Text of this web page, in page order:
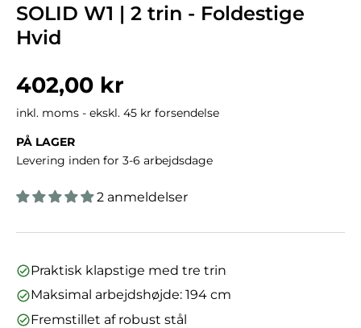
SOLID W1 | 2 trin - Foldestige
Hvid
Normalpris
402,00 kr
inkl. moms - ekskl. 45 kr forsendelse
PÅ LAGER
Levering inden for 3-6 arbejdsdage
2 anmeldelser
Praktisk klapstige med tre trin
Maksimal arbejdshøjde: 194 cm
Fremstillet af robust stål